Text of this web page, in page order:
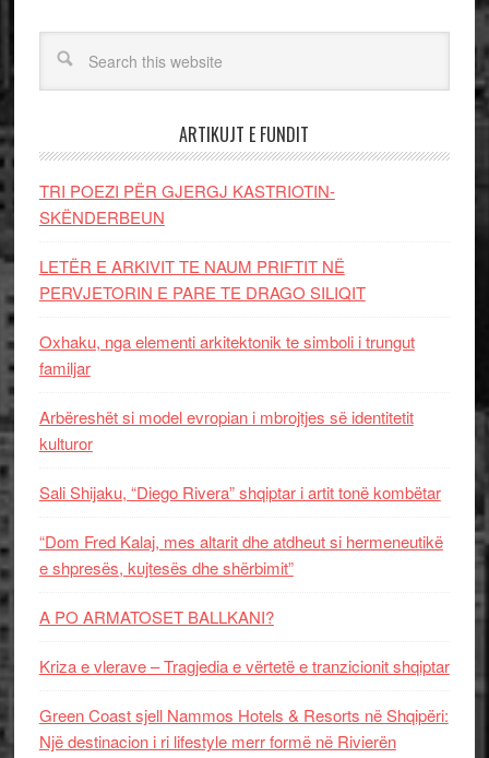
ARTIKUJT E FUNDIT
TRI POEZI PËR GJERGJ KASTRIOTIN-
SKËNDERBEUN
LETËR E ARKIVIT TE NAUM PRIFTIT NË
PERVJETORIN E PARE TE DRAGO SILIQIT
Oxhaku, nga elementi arkitektonik te simboli i trungut
familjar
Arbëreshët si model evropian i mbrojtjes së identitetit
kulturor
Sali Shijaku, “Diego Rivera” shqiptar i artit tonë kombëtar
“Dom Fred Kalaj, mes altarit dhe atdheut si hermeneutikë
e shpresës, kujtesës dhe shërbimit”
A PO ARMATOSET BALLKANI?
Kriza e vlerave – Tragjedia e vërtetë e tranzicionit shqiptar
Green Coast sjell Nammos Hotels & Resorts në Shqipëri:
Një destinacion i ri lifestyle merr formë në Rivierën